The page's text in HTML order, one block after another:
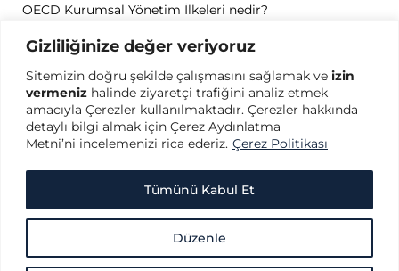
Gizliliğinize değer veriyoruz
Sitemizin doğru şekilde çalışmasını sağlamak ve izin
vermeniz halinde ziyaretçi trafiğini analiz etmek
amacıyla Çerezler kullanılmaktadır. Çerezler hakkında
detaylı bilgi almak için Çerez Aydınlatma
Metni’ni incelemenizi rica ederiz. Çerez Politikası
Düzenle
Tümünü Kabul Et
OECD Kurumsal Yönetim İlkeleri nedir?
GİZLİLİK
Gizlilik Politikası
Kullanım Koşulları
Kişisel Verilerin Korunması
Çerez Politikası
Copyright © 2026 Türkiye Kurumsal Yönetim Derneği - Her hakkı saklıdır.
Türkiye Kurumsal Yönetim Derneği (TKYD) web sitesi içeriğindeki doküman
ve yayınlar, söz konusu doküman ve yayınlarda adı geçen kurum ve kişiler